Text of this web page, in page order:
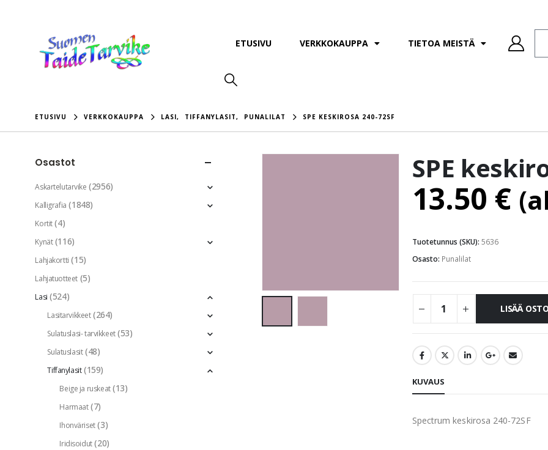
ETUSIVU VERKKOKAUPPA TIETOA MEISTÄ
ETUSIVU VERKKOKAUPPA LASI, TIFFANYLASIT, PUNALILAT SPE KESKIROSA 240-72SF
SPE
13.50 €
Tuotetunnus (SKU): 5636
Osasto: Punalilat
LISÄÄ
KUVAUS
Spectrum keskirosa 240-72SF
Osastot
Askartelutarvike (2956)
Kalligrafia (1848)
Kortit (4)
Kynät (116)
Lahjakortti (15)
Lahjatuotteet (5)
Lasi (524)
Lasitarvikkeet (264)
Sulatuslasi- tarvikkeet (53)
Sulatuslasit (48)
Tiffanylasit (159)
Beige ja ruskeat (13)
Harmaat (7)
Ihonväriset (3)
Iridisoidut (20)